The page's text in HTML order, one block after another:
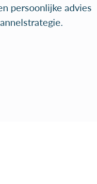
persoonlijke advies